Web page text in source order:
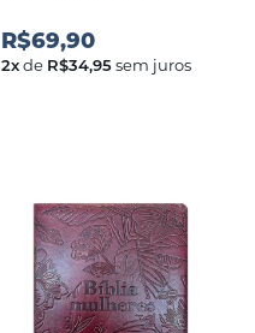
R$69,90
2xde R$34,95sem juros